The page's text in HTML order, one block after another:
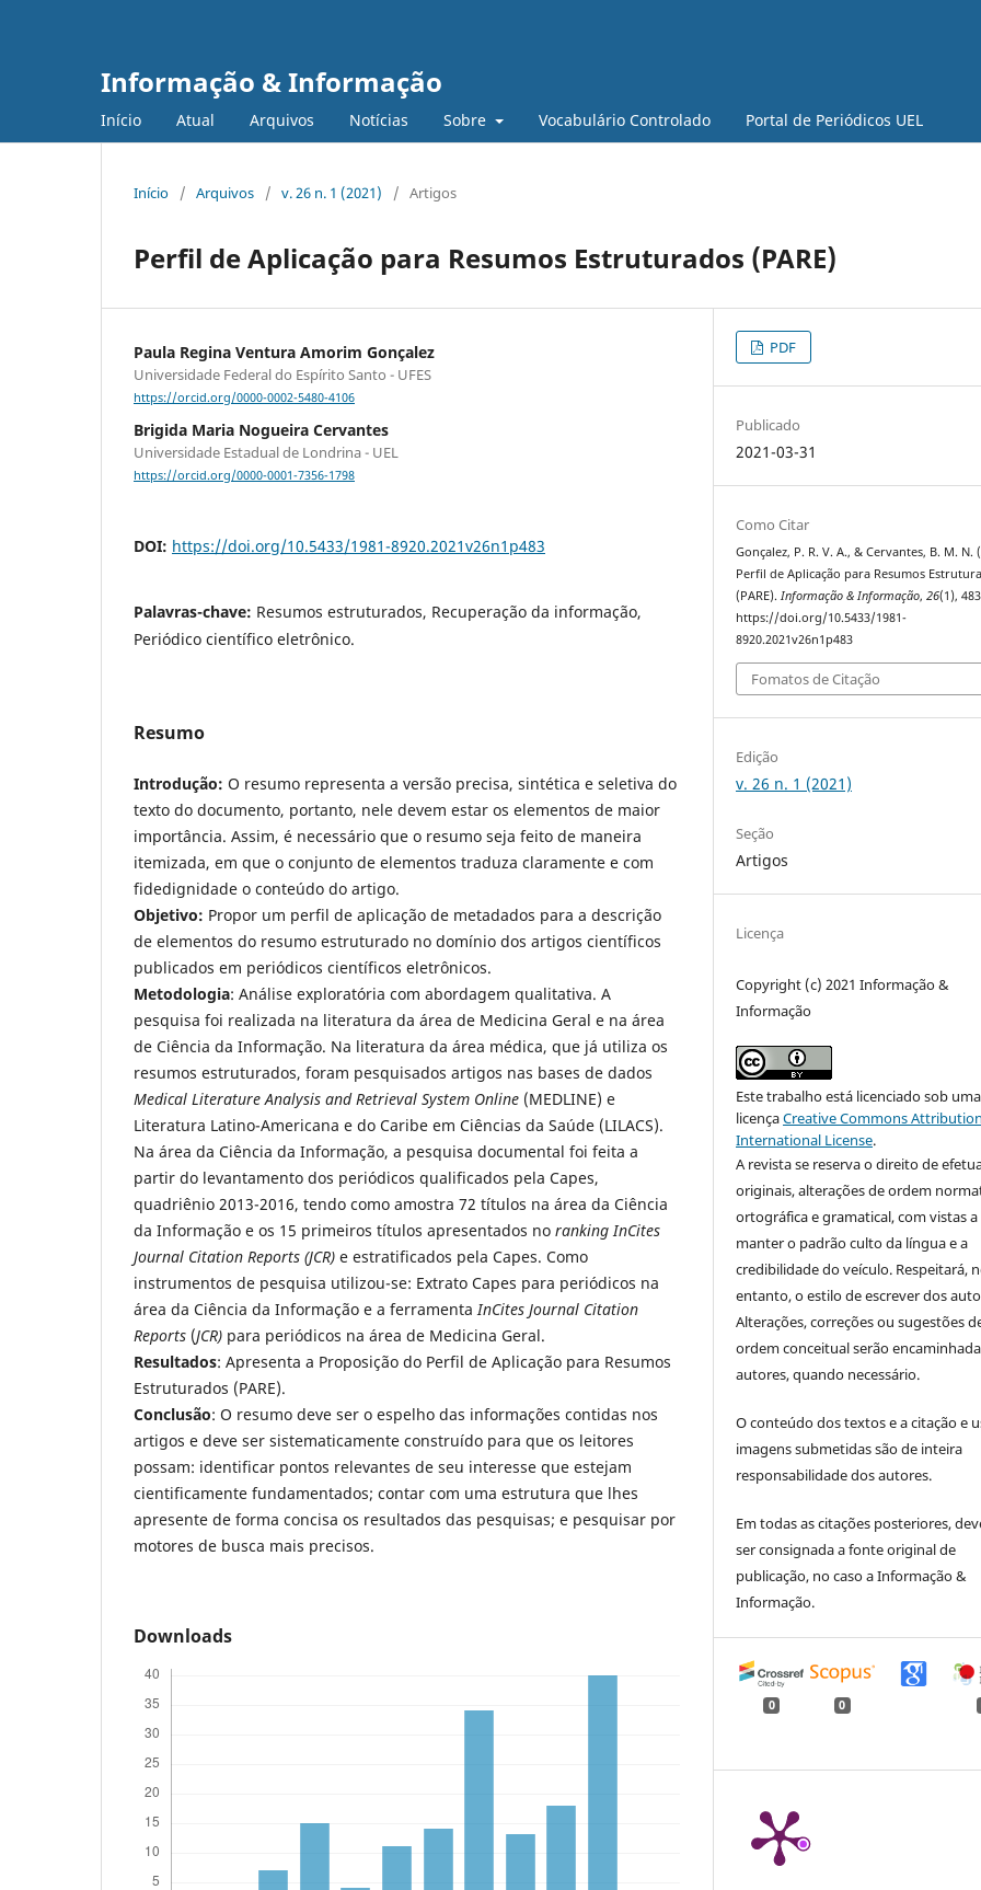
Informação & Informação
Início Atual Arquivos Notícias Sobre Vocabulário Controlado Portal de Periódicos UEL
Início / Arquivos / v. 26 n. 1 (2021) / Artigos
Perfil de Aplicação para Resumos Estruturados (PARE)
Paula Regina Ventura Amorim Gonçalez
Universidade Federal do Espírito Santo - UFES
https://orcid.org/0000-0002-5480-4106
Brigida Maria Nogueira Cervantes
Universidade Estadual de Londrina - UEL
https://orcid.org/0000-0001-7356-1798
DOI: https://doi.org/10.5433/1981-8920.2021v26n1p483
Palavras-chave: Resumos estruturados, Recuperação da informação,
Periódico científico eletrônico.
Resumo
Introdução: O resumo representa a versão precisa, sintética e seletiva do
texto do documento, portanto, nele devem estar os elementos de maior
importância. Assim, é necessário que o resumo seja feito de maneira
itemizada, em que o conjunto de elementos traduza claramente e com
fidedignidade o conteúdo do artigo.
Objetivo: Propor um perfil de aplicação de metadados para a descrição
de elementos do resumo estruturado no domínio dos artigos científicos
publicados em periódicos científicos eletrônicos.
Metodologia: Análise exploratória com abordagem qualitativa. A
pesquisa foi realizada na literatura da área de Medicina Geral e na área
de Ciência da Informação. Na literatura da área médica, que já utiliza os
resumos estruturados, foram pesquisados artigos nas bases de dados
Medical Literature Analysis and Retrieval System Online (MEDLINE) e
Literatura Latino-Americana e do Caribe em Ciências da Saúde (LILACS).
Na área da Ciência da Informação, a pesquisa documental foi feita a
partir do levantamento dos periódicos qualificados pela Capes,
quadriênio 2013-2016, tendo como amostra 72 títulos na área da Ciência
da Informação e os 15 primeiros títulos apresentados no ranking InCites
Journal Citation Reports (JCR) e estratificados pela Capes. Como
instrumentos de pesquisa utilizou-se: Extrato Capes para periódicos na
área da Ciência da Informação e a ferramentaInCites Journal Citation
Reports (JCR) para periódicos na área de Medicina Geral.
Resultados: Apresenta a Proposição do Perfil de Aplicação para Resumos
Estruturados (PARE).
Conclusão: O resumo deve ser o espelho das informações contidas nos
artigos e deve ser sistematicamente construído para que os leitores
possam: identificar pontos relevantes de seu interesse que estejam
cientificamente fundamentados; contar com uma estrutura que lhes
apresente de forma concisa os resultados das pesquisas; e pesquisar por
motores de busca mais precisos.
Downloads
PDF
Publicado
2021-03-31
Como Citar
Gonçalez, P. R. V. A., & Cervantes, B. M. N.
Perfil de Aplicação para Resumos
(PARE).Informação & Informação,26(1),
https://doi.org/10.5433/1981-
8920.2021v26n1p483
Fomatos de Citação
Edição
v. 26 n. 1 (2021)
Seção
Artigos
Licença
Copyright (c) 2021 Informação &
Informação
Este trabalho está licenciado sob uma
licençaCreative Commons
International License.
A revista se reserva o direito de
originais, alterações de ordem
ortográfica e gramatical, com vistas a
manter o padrão culto da língua e a
credibilidade do veículo. Respeitará,
entanto, o estilo de escrever dos
Alterações, correções ou sugestões
ordem conceitual serão
autores, quando necessário.
O conteúdo dos textos e a citação e
imagens submetidas são de inteira
responsabilidade dos autores.
Em todas as citações posteriores,
ser consignada a fonte original de
publicação, no caso a Informação &
Informação.
0 0